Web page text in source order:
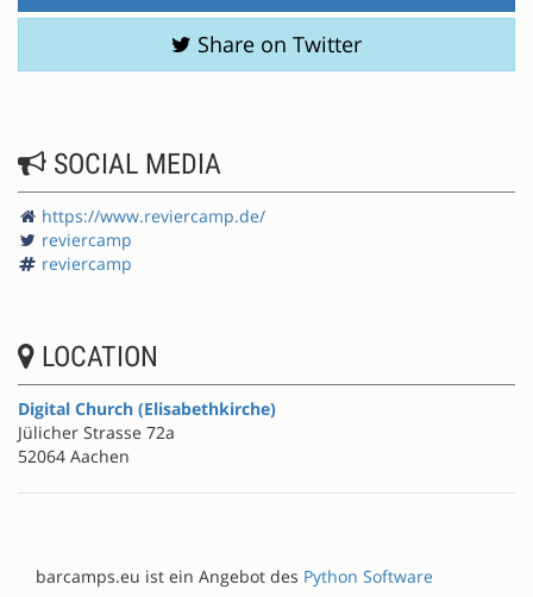
Share on Twitter
SOCIAL MEDIA
https://www.reviercamp.de/
reviercamp
reviercamp
LOCATION
Digital Church (Elisabethkirche)
Jülicher Strasse 72a
52064 Aachen
barcamps.eu ist ein Angebot des Python Software